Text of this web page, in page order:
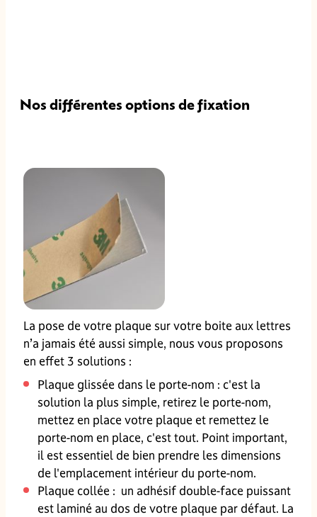
Nos différentes options de fixation
La pose de votre plaque sur votre boite aux lettres
n’a jamais été aussi simple, nous vous proposons
en effet 3 solutions :
Plaque glissée dans le porte-nom : c'est la
solution la plus simple, retirez le porte-nom,
mettez en place votre plaque et remettez le
porte-nom en place, c'est tout. Point important,
il est essentiel de bien prendre les dimensions
de l'emplacement intérieur du porte-nom.
Plaque collée : un adhésif double-face puissant
est laminé au dos de votre plaque par défaut. La